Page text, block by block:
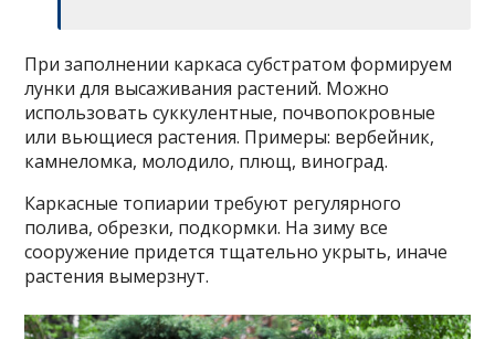
При заполнении каркаса субстратом формируем
лунки для высаживания растений. Можно
использовать суккулентные, почвопокровные
или вьющиеся растения. Примеры: вербейник,
камнеломка, молодило, плющ, виноград.
Каркасные топиарии требуют регулярного
полива, обрезки, подкормки. На зиму все
сооружение придется тщательно укрыть, иначе
растения вымерзнут.